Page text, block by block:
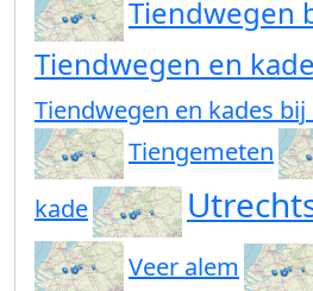
Tiendwegen
Tiendwegen en
Tiendwegen en kades
Tiengemeten
kade
Veer alem